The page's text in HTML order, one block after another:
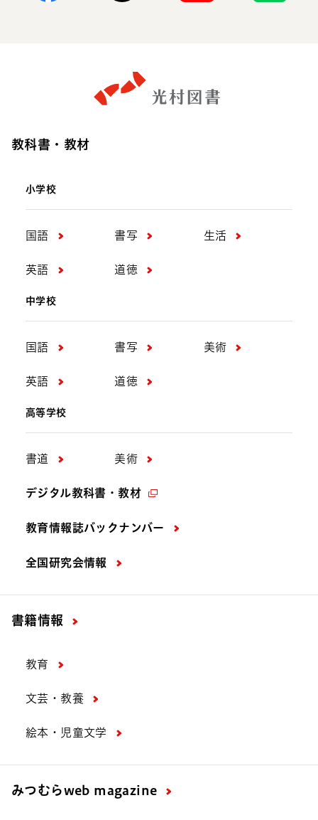
教科書・教材
小学校
国語 書写 生活
英語 道徳
中学校
国語 書写 美術
英語 道徳
高等学校
書道 美術
デジタル教科書・教材
教育情報誌バックナンバー
全国研究会情報
書籍情報
教育
文芸・教養
絵本・児童文学
みつむらweb magazine